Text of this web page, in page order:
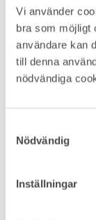
Vi använder
bra som möjligt
användare kan
till denna
nödvändiga
Nödvändig
Inställningar
Måndag 1 juni 2026
Källa: Suntarbetsliv
Alkohol, droger
man kan tro – och
arbetsmiljön och